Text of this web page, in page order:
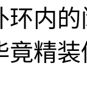
环内
竟精